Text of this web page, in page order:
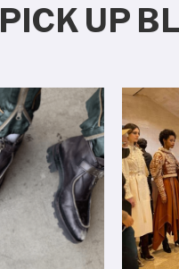
PICK UP